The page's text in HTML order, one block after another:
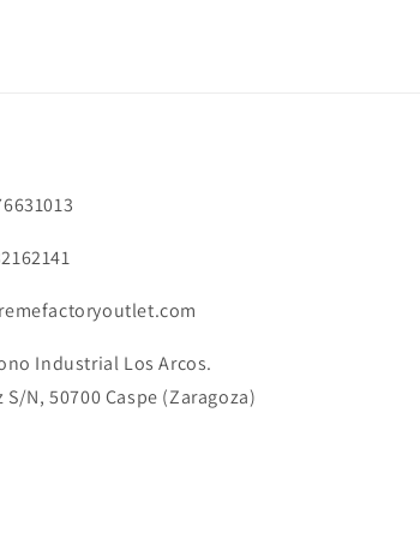
Industrial Los Arcos.
N, 50700 Caspe (Zaragoza)